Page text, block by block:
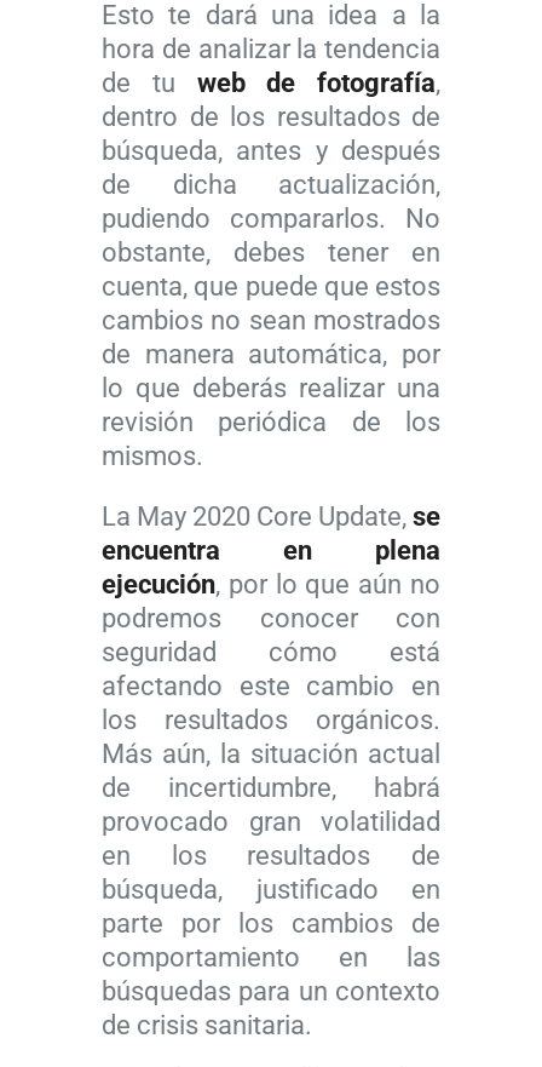
Esto te dará una idea a la
hora de analizar la tendencia
de tu web de fotografía,
dentro de los resultados de
búsqueda, antes y después
de dicha actualización,
pudiendo compararlos. No
obstante, debes tener en
cuenta, que puede que estos
cambios no sean mostrados
de manera automática, por
lo que deberás realizar una
revisión periódica de los
mismos.
La May 2020 Core Update, se
encuentra en plena
ejecución, por lo que aún no
podremos conocer con
seguridad cómo está
afectando este cambio en
los resultados orgánicos.
Más aún, la situación actual
de incertidumbre, habrá
provocado gran volatilidad
en los resultados de
búsqueda, justificado en
parte por los cambios de
comportamiento en las
búsquedas para un contexto
de crisis sanitaria.